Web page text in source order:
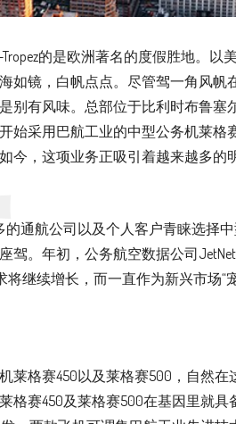
的是欧洲著名的度假胜地。以
如镜，白帆点点。尽管驾一角风帆
别有风味。总部位于比利时布鲁塞尔
始采用巴航工业的中型公务机莱格
今，这项业务正吸引着越来越多
的通航公司以及个人客户青睐选择
驾。年初，公务航空数据公司
将继续增长，而一直作为新兴市场“
莱格赛450以及莱格赛500，自然
格赛450及莱格赛500在基因里就